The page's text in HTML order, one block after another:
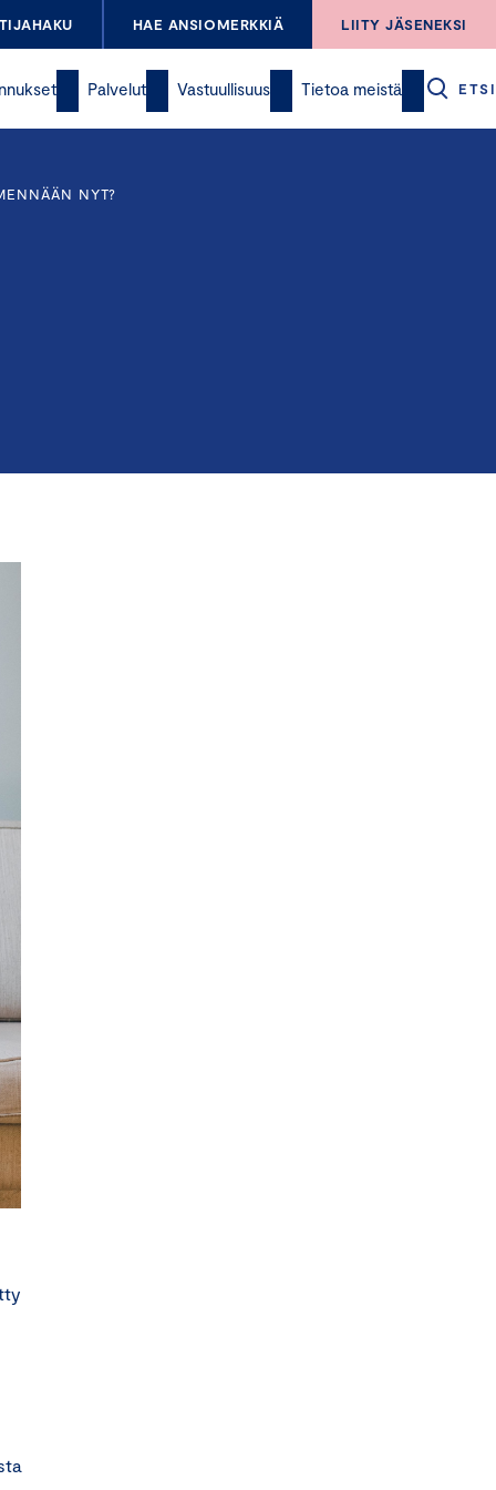
HAE ANSIOMERKKIÄ LIITY JÄSENEKSI
Palvelut Vastuullisuus Tietoa meistä ETSI
NYT?